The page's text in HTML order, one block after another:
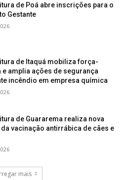
de Poá abre inscrições para o
Gestante
de Itaquá mobiliza força-
e amplia ações de segurança
incêndio em empresa química
de Guararema realiza nova
da vacinação antirrábica de cães e
mais